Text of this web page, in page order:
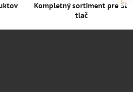
Kompletný sortiment pre 3D
tlač